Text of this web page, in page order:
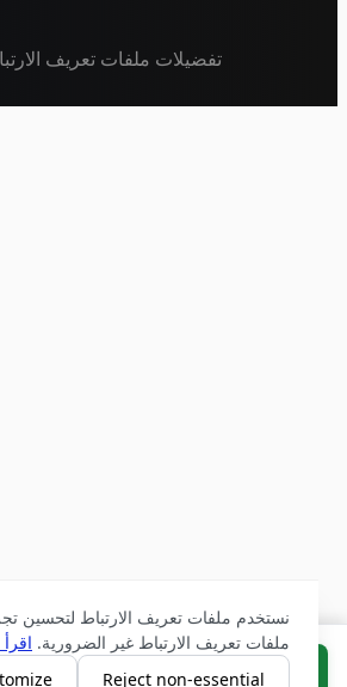
اشتر الآن أضف
تفضيلات ملفات تعريف الارتباط
نستخدم ملفات تعريف الارتباط لتحسين
ملفات تعريف الارتباط غير الضرورية. اقرأ
Reject non-essential
Customize